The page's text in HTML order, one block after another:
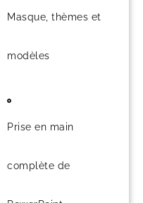
Masque, thèmes et
modèles
Prise en main
complète de